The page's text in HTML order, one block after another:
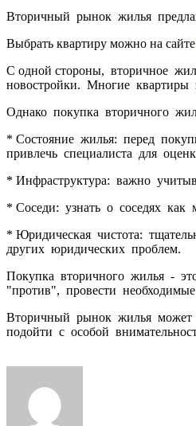
Вторичный рынок жилья
Выбрать квартиру можно на сайте
С одной стороны, вторичное
новостройки. Многие
Однако покупка вторичного
* Состояние жилья: перед
привлечь специалиста для
* Инфраструктура: важно
* Соседи: узнать о соседях
* Юридическая чистота:
других юридических проблем.
Покупка вторичного жилья -
"против", провести
Вторичный рынок жилья может
подойти с особой